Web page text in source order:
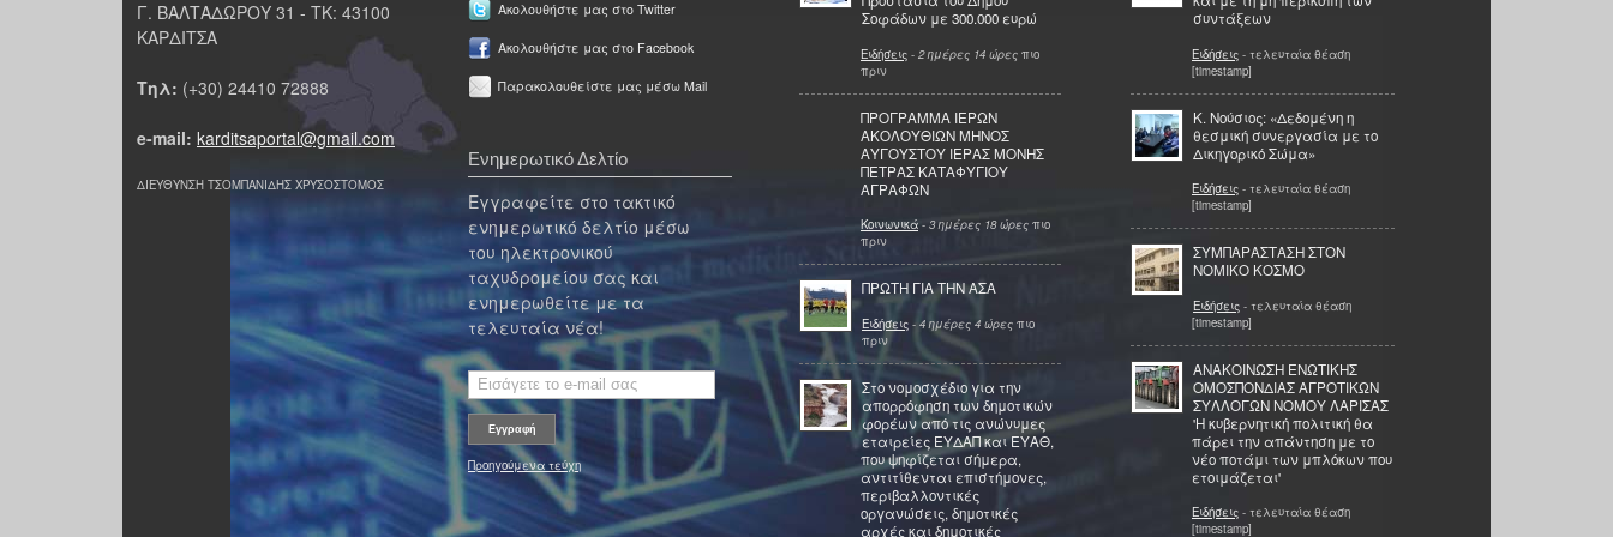
Γ. ΒΑΛΤΑΔΩΡΟΥ 31 - ΤΚ: 43100
ΚΑΡΔΙΤΣΑ
Τηλ: (+30) 24410 72888
e-mail: karditsaportal@gmail.com
ΔΙΕΥΘΥΝΣΗ ΤΣΟΜΠΑΝΙΔΗΣ ΧΡΥΣΟΣΤΟΜΟΣ
Ακολουθήστε μας στο Twitter
Ακολουθήστε μας στο Facebook
Παρακολουθείστε μας μέσω Mail
Ενημερωτικό Δελτίο
Εγγραφείτε στο τακτικό
ενημερωτικό δελτίο μέσω
του ηλεκτρονικού
ταχυδρομείου σας και
ενημερωθείτε με τα
τελευταία νέα!
Προηγούμενα τεύχη
Σοφάδων με 300.000 ευρώ
Ειδήσεις - 2 ημέρες 14 ώρες πιο
πριν
ΠΡΟΓΡΑΜΜΑ ΙΕΡΩΝ
ΑΚΟΛΟΥΘΙΩΝ ΜΗΝΟΣ
ΑΥΓΟΥΣΤΟΥ ΙΕΡΑΣ ΜΟΝΗΣ
ΠΕΤΡΑΣ ΚΑΤΑΦΥΓΙΟΥ
ΑΓΡΑΦΩΝ
Κοινωνικά - 3 ημέρες 18 ώρες πιο
πριν
ΠΡΩΤΗ ΓΙΑ ΤΗΝ ΑΣΑ
Ειδήσεις - 4 ημέρες 4 ώρες πιο
πριν
Στο νομοσχέδιο για την
απορρόφηση των δημοτικών
φορέων από τις ανώνυμες
εταιρείες ΕΥΔΑΠ και ΕΥΑΘ,
που ψηφίζεται σήμερα,
αντιτίθενται επιστήμονες,
περιβαλλοντικές
οργανώσεις, δημοτικές
αρχές και δημοτικές
συντάξεων
Ειδήσεις - τελευταία θέαση
[timestamp]
Κ. Νούσιος: «Δεδομένη η
θεσμική συνεργασία με το
Δικηγορικό Σώμα»
Ειδήσεις - τελευταία θέαση
[timestamp]
ΣΥΜΠΑΡΑΣΤΑΣΗ ΣΤΟΝ
ΝΟΜΙΚΟ ΚΟΣΜΟ
Ειδήσεις - τελευταία θέαση
[timestamp]
ΑΝΑΚΟΙΝΩΣΗ ΕΝΩΤΙΚΗΣ
ΟΜΟΣΠΟΝΔΙΑΣ ΑΓΡΟΤΙΚΩΝ
ΣΥΛΛΟΓΩΝ ΝΟΜΟΥ ΛΑΡΙΣΑΣ
'Η κυβερνητική πολιτική θα
πάρει την απάντηση με το
νέο ποτάμι των μπλόκων που
ετοιμάζεται'
Ειδήσεις - τελευταία θέαση
[timestamp]